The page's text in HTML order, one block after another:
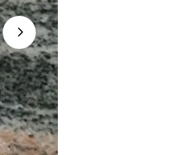
Next